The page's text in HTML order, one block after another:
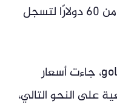
بعد هبوط سعر الأوقية بأكثر من 60 دولارًا لتسجل
وبحسب موقع gold price today، جاءت أسعار
على النحو التالي،